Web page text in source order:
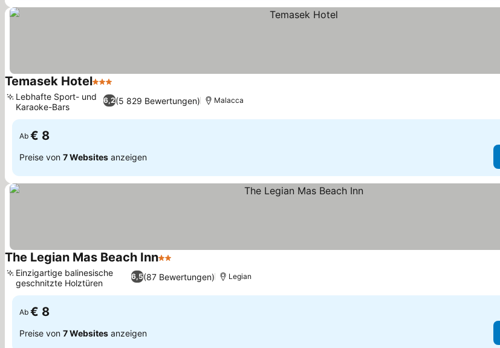
Temasek Hotel3 Sterne
6,2(5 829 Bewertungen)
Lebhafte Sport- und
Karaoke-Bars
Malacca
Ab € 8
Preise von 7 Websites anzeigen
The Legian Mas Beach Inn2 Sterne
6,5(87 Bewertungen)
Einzigartige balinesische
geschnitzte Holztüren
Legian
Ab € 8
Preise von 7 Websites anzeigen